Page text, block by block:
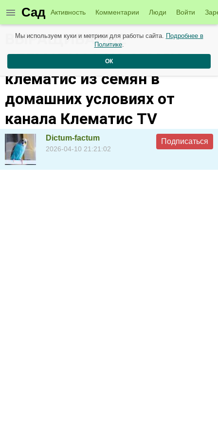
Сад Активность Комментарии Люди Войти
ВЫРАЩИВАНИЕ
КЛЕМАТИСА ИЗ СЕМЯН –
клематис из семян в
домашних условиях от
канала Клематис TV
Dictum-factum
2026-04-10 21:21:02
Подписаться
Мы используем куки и метрики для работы сайта. Подробнее в
Политике.
ОК